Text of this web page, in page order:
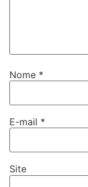
Nome *
E-mail *
Site